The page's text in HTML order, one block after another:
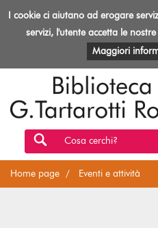
Biblioteca
Rovereto
EVENTI E ATTIVITÀ
Cosa cerchi?
Home page Eventi e attività
I cookie ci aiutano ad erogare
servizi, l'utente accetta le
Maggiori